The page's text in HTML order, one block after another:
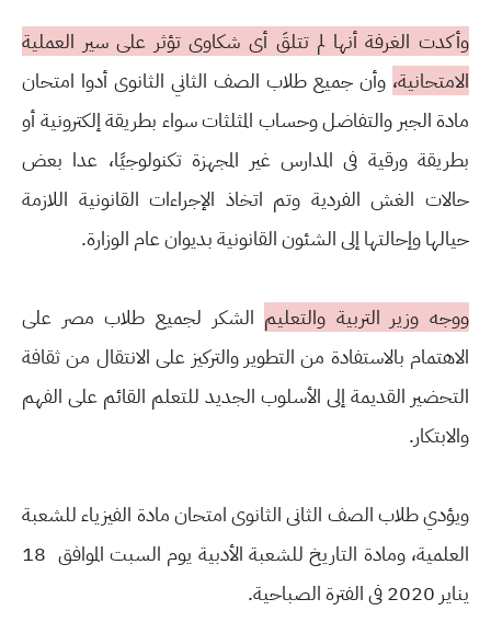
وأكدت الغرفة أنها لم تتلقَ أى شكاوى تؤثر على سير العملية
الامتحانية، وأن جميع طلاب الصف الثاني الثانوى أدوا امتحان
مادة الجبر والتفاضل وحساب المثلثات سواء بطريقة إلكترونية أو
بطريقة ورقية فى المدارس غير المجهزة تكنولوجيًا، عدا بعض
حالات الغش الفردية وتم اتخاذ الإجراءات القانونية اللازمة
حيالها وإحالتها إلى الشئون القانونية بديوان عام الوزارة.
ووجه وزير التربية والتعليم الشكر لجميع طلاب مصر على
الاهتمام بالاستفادة من التطوير والتركيز على الانتقال من ثقافة
التحضير القديمة إلى الأسلوب الجديد للتعلم القائم على الفهم
والابتكار.
ويؤدي طلاب الصف الثانى الثانوى امتحان مادة الفيزياء للشعبة
العلمية، ومادة التاريخ للشعبة الأدبية يوم السبت الموافق 18
يناير 2020 فى الفترة الصباحية.